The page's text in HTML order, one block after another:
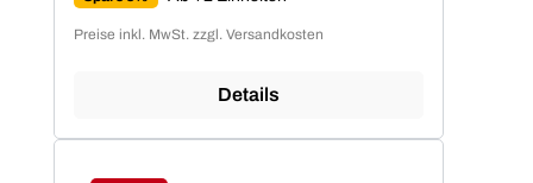
Preise inkl. MwSt. zzgl. Versandkosten
Details